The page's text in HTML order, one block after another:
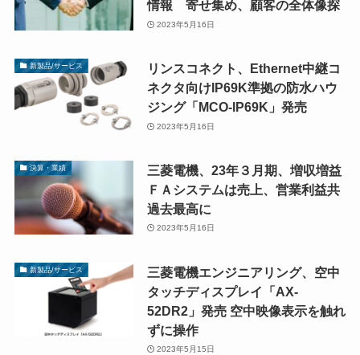
情報 寄せ集め、顧客の全体像探
2023年5月16日
新製品/サービス
リンスコネクト、Ethernet中継コ
ネクタ向けIP69K準拠の防水ハウ
ジング「MCO-IP69K」発売
2023年5月16日
決算・業績
三菱電機、23年３月期、増収増益
ＦＡシステムは売上、営業利益共
過去最高に
2023年5月16日
新製品/サービス
三菱電機エンジニアリング、空中
タッチディスプレイ「AX-
52DR2」発売 空中映像表示を触れ
ずに操作
2023年5月15日